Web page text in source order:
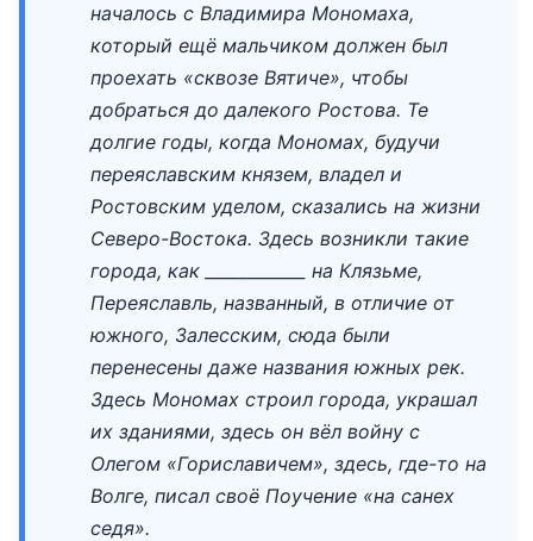
началось с Владимира Мономаха,
который ещё мальчиком должен был
проехать «сквозе Вятиче», чтобы
добраться до далекого Ростова. Те
долгие годы, когда Мономах, будучи
переяславским князем, владел и
Ростовским уделом, сказались на жизни
Северо-Востока. Здесь возникли такие
города, как ____________ на Клязьме,
Переяславль, названный, в отличие от
южного, Залесским, сюда были
перенесены даже названия южных рек.
Здесь Мономах строил города, украшал
их зданиями, здесь он вёл войну с
Олегом «Гориславичем», здесь, где-то на
Волге, писал своё Поучение «на санех
седя».